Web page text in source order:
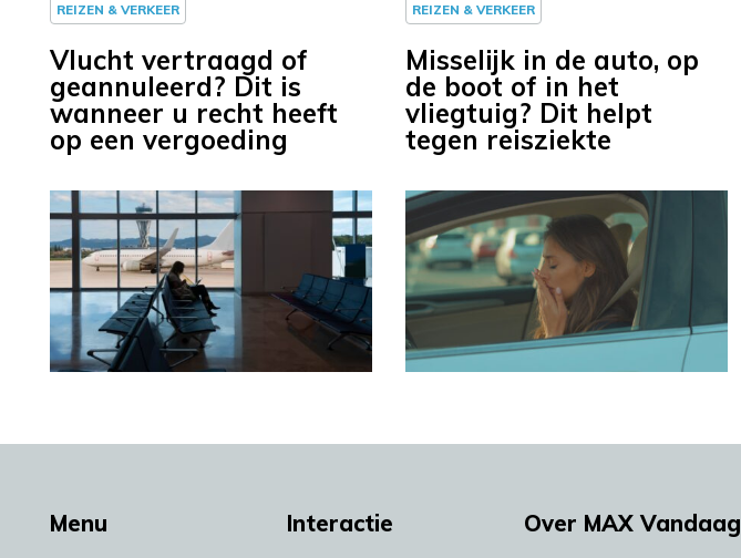
REIZEN & VERKEER
Vlucht vertraagd of
geannuleerd? Dit is
wanneer u recht heeft
op een vergoeding
REIZEN & VERKEER
Misselijk in de auto, op
de boot of in het
vliegtuig? Dit helpt
tegen reisziekte
Menu Interactie Over MAX Vandaag